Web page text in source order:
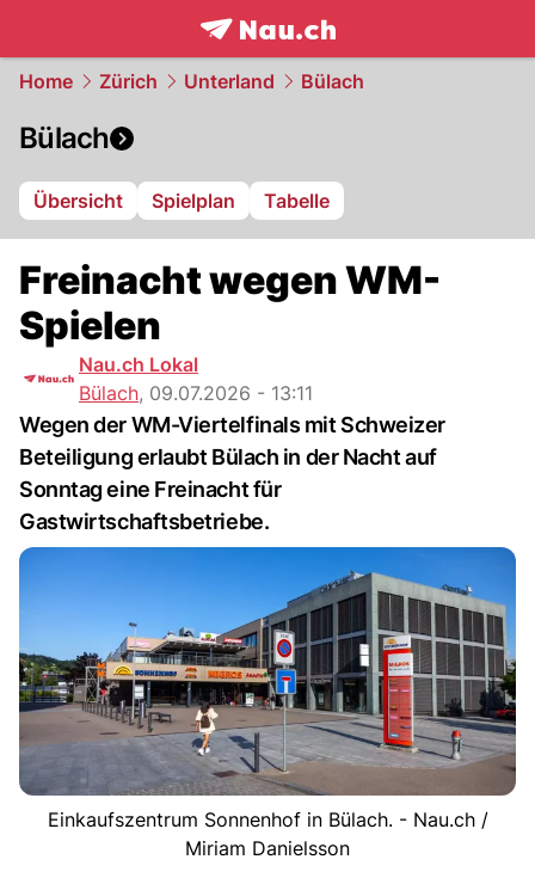
frontpage.NAU.ch
Home Zürich Unterland Bülach
Bülach
Übersicht Spielplan Tabelle
Freinacht wegen WM-
Spielen
Nau.ch Lokal
Bülach, 09.07.2026 - 13:11
Wegen der WM-Viertelfinals mit Schweizer
Beteiligung erlaubt Bülach in der Nacht auf
Sonntag eine Freinacht für
Gastwirtschaftsbetriebe.
Einkaufszentrum Sonnenhof in Bülach. - Nau.ch /
Miriam Danielsson